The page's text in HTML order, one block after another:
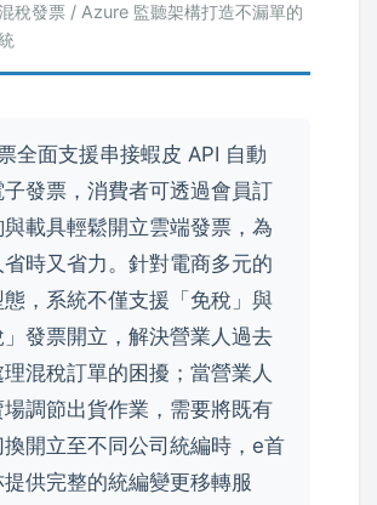
稅發票 / Azure 監聽架構打造不漏單的
全面支援串接蝦皮 API 自動
子發票，消費者可透過會員訂
載具輕鬆開立雲端發票，為
時又省力。針對電商多元的
，系統不僅支援「免稅」與
」發票開立，解決營業人過去
混稅訂單的困擾；當營業人
場調節出貨作業，需要將既有
換開立至不同公司統編時，e首
供完整的統編變更移轉服